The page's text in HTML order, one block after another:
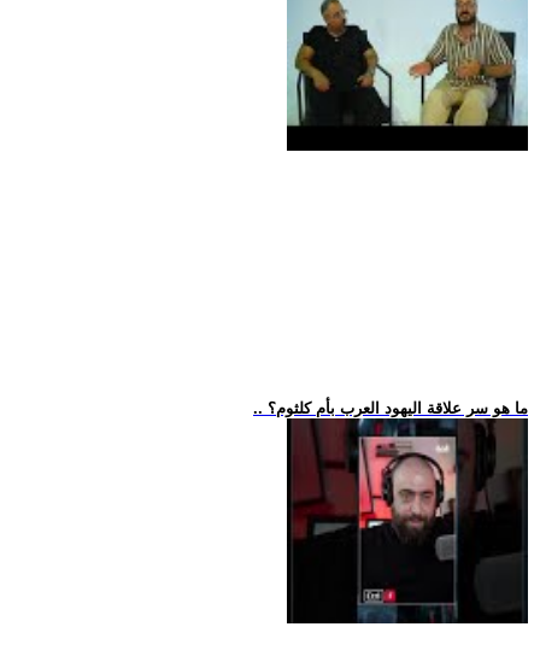
.. ما هو سر علاقة اليهود العرب بأم كلثوم؟